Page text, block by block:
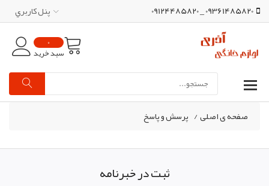
09361485820 _ 09124485820 پنل کاربري
0
سبد خرید
صفحه ی اصلی/ پرسش و پاسخ
ثبت در خبرنامه